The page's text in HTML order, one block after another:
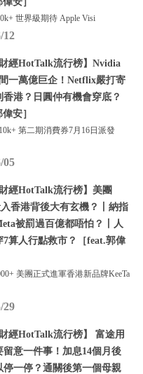
世界級期待 Apple Visi
12
財經HotTalk流行榜】Nvidia
一萬億巨企！Netflix嚴打寄
香港？日圓仲有機會穿底？
安］
第二期消費券7月16日派發
05
財經HotTalk流行榜】美團
入香港背後大有玄機？丨納指
被罰過百億都唔怕？丨人
7算人行點救市？［feat.郭偉
美團正式進軍香港新品牌KeeTa
29
財經HotTalk流行榜】 富途用
留意一件事！加息14個月後
停一停？通關後第一個母親